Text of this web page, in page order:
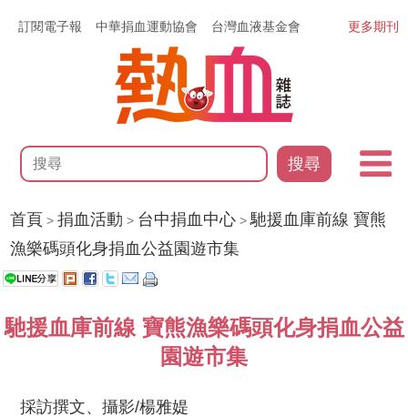
訂閱電子報 中華捐血運動協會 台灣血液基金會
搜尋
更多期刊
首頁 >捐血活動 > 台中捐血中心 >馳援血庫前線 寶熊
漁樂碼頭化身捐血公益園遊市集
馳援血庫前線 寶熊漁樂碼頭化身捐血公益
園遊市集
採訪撰文、攝影/楊雅媞